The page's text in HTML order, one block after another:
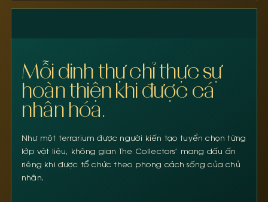
Mỗi dinh thự chỉ thực sự
hoàn thiện khi được cá
nhân hóa.
Như một terrarium được người kiến tạo tuyển chọn từng
lớp vật liệu, không gian The Collectors’ mang dấu ấn
riêng khi được tổ chức theo phong cách sống của chủ
nhân.